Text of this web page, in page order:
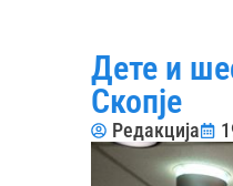
Дете и
Скопје
Редакција